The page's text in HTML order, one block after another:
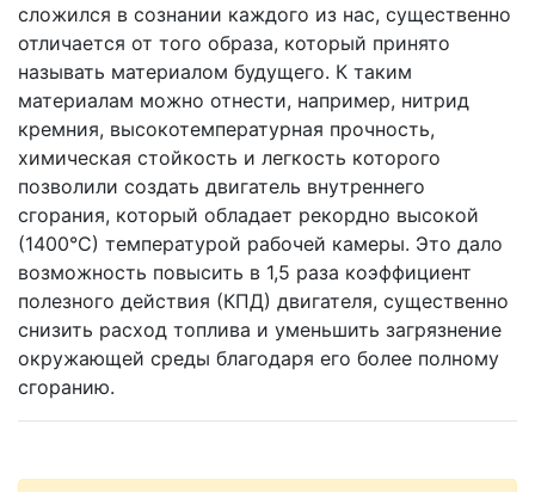
сложился в сознании каждого из нас, существенно
отличается от того образа, который принято
называть материалом будущего. К таким
материалам можно отнести, например, нитрид
кремния, высокотемпературная прочность,
химическая стойкость и легкость которого
позволили создать двигатель внутреннего
сгорания, который обладает рекордно высокой
(1400°С) температурой рабочей камеры. Это дало
возможность повысить в 1,5 раза коэффициент
полезного действия (КПД) двигателя, существенно
снизить расход топлива и уменьшить загрязнение
окружающей среды благодаря его более полному
сгоранию.